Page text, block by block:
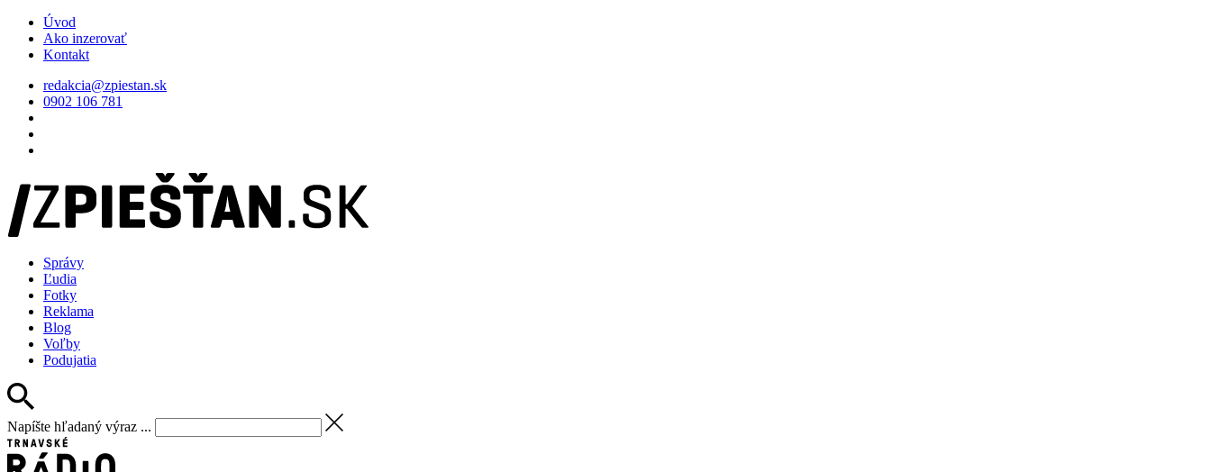
Úvod
Ako inzerovať
Kontakt
redakcia@zpiestan.sk
0902 106 781
Správy
Ľudia
Fotky
Reklama
Blog
Voľby
Podujatia
Napíšte hľadaný výraz ...